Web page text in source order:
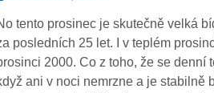
tento prosinec je skutečně velká
posledních 25 let. I v teplém
2000. Co z toho, že se denní
ani v noci nemrzne a je stabilně